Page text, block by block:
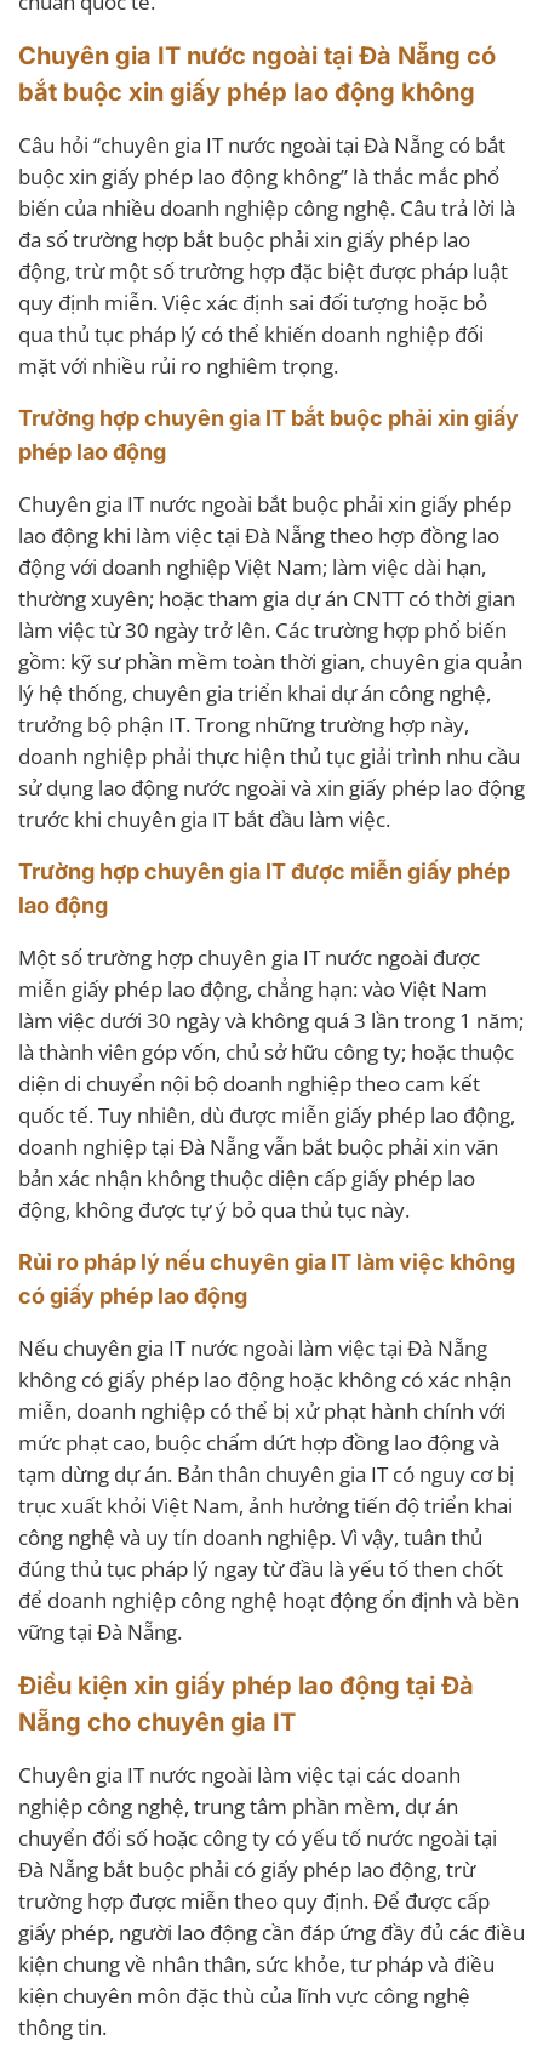
Chuyên gia IT nước ngoài tại Đà Nẵng có
bắt buộc xin giấy phép lao động không
Câu hỏi “chuyên gia IT nước ngoài tại Đà Nẵng có bắt
buộc xin giấy phép lao động không” là thắc mắc phổ
biến của nhiều doanh nghiệp công nghệ. Câu trả lời là
đa số trường hợp bắt buộc phải xin giấy phép lao
động, trừ một số trường hợp đặc biệt được pháp luật
quy định miễn. Việc xác định sai đối tượng hoặc bỏ
qua thủ tục pháp lý có thể khiến doanh nghiệp đối
mặt với nhiều rủi ro nghiêm trọng.
Trường hợp chuyên gia IT bắt buộc phải xin giấy
phép lao động
Chuyên gia IT nước ngoài bắt buộc phải xin giấy phép
lao động khi làm việc tại Đà Nẵng theo hợp đồng lao
động với doanh nghiệp Việt Nam; làm việc dài hạn,
thường xuyên; hoặc tham gia dự án CNTT có thời gian
làm việc từ 30 ngày trở lên. Các trường hợp phổ biến
gồm: kỹ sư phần mềm toàn thời gian, chuyên gia quản
lý hệ thống, chuyên gia triển khai dự án công nghệ,
trưởng bộ phận IT. Trong những trường hợp này,
doanh nghiệp phải thực hiện thủ tục giải trình nhu cầu
sử dụng lao động nước ngoài và xin giấy phép lao động
trước khi chuyên gia IT bắt đầu làm việc.
Trường hợp chuyên gia IT được miễn giấy phép
lao động
Một số trường hợp chuyên gia IT nước ngoài được
miễn giấy phép lao động, chẳng hạn: vào Việt Nam
làm việc dưới 30 ngày và không quá 3 lần trong 1 năm;
là thành viên góp vốn, chủ sở hữu công ty; hoặc thuộc
diện di chuyển nội bộ doanh nghiệp theo cam kết
quốc tế. Tuy nhiên, dù được miễn giấy phép lao động,
doanh nghiệp tại Đà Nẵng vẫn bắt buộc phải xin văn
bản xác nhận không thuộc diện cấp giấy phép lao
động, không được tự ý bỏ qua thủ tục này.
Rủi ro pháp lý nếu chuyên gia IT làm việc không
có giấy phép lao động
Nếu chuyên gia IT nước ngoài làm việc tại Đà Nẵng
không có giấy phép lao động hoặc không có xác nhận
miễn, doanh nghiệp có thể bị xử phạt hành chính với
mức phạt cao, buộc chấm dứt hợp đồng lao động và
tạm dừng dự án. Bản thân chuyên gia IT có nguy cơ bị
trục xuất khỏi Việt Nam, ảnh hưởng tiến độ triển khai
công nghệ và uy tín doanh nghiệp. Vì vậy, tuân thủ
đúng thủ tục pháp lý ngay từ đầu là yếu tố then chốt
để doanh nghiệp công nghệ hoạt động ổn định và bền
vững tại Đà Nẵng.
Điều kiện xin giấy phép lao động tại Đà
Nẵng cho chuyên gia IT
Chuyên gia IT nước ngoài làm việc tại các doanh
nghiệp công nghệ, trung tâm phần mềm, dự án
chuyển đổi số hoặc công ty có yếu tố nước ngoài tại
Đà Nẵng bắt buộc phải có giấy phép lao động, trừ
trường hợp được miễn theo quy định. Để được cấp
giấy phép, người lao động cần đáp ứng đầy đủ các điều
kiện chung về nhân thân, sức khỏe, tư pháp và điều
kiện chuyên môn đặc thù của lĩnh vực công nghệ
thông tin.